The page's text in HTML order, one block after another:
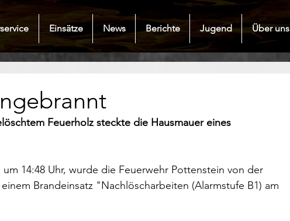
Einsätze News Berichte Jugend Über uns
Feuerholz steckte die Hausmauer eines
14:48 Uhr, wurde die Feuerwehr Pottenstein von der
Brandeinsatz "Nachlöscharbeiten (Alarmstufe B1) am